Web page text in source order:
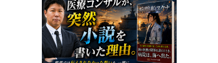
合
の
お
詫
び